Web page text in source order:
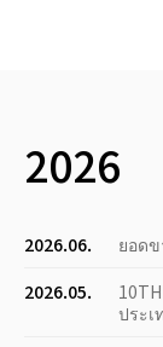
2026
2026.06.
ยอดข
2026.05.
ประเ